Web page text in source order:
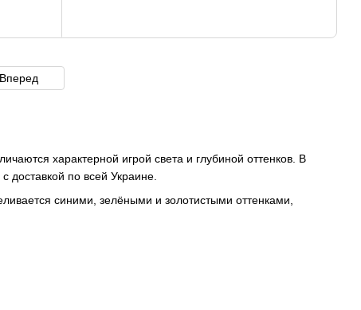
характерной игрой света и глубиной оттенков. В
доставкой по всей Украине.
синими, зелёными и золотистыми оттенками,
Вперед